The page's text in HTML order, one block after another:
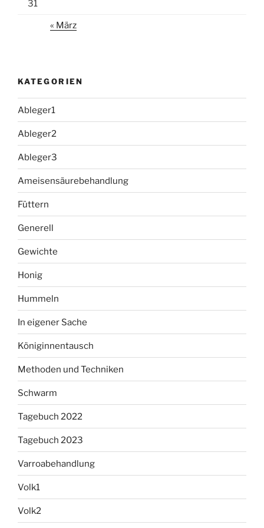
31
« März
KATEGORIEN
Ableger1
Ableger2
Ableger3
Ameisensäurebehandlung
Füttern
Generell
Gewichte
Honig
Hummeln
In eigener Sache
Königinnentausch
Methoden und Techniken
Schwarm
Tagebuch 2022
Tagebuch 2023
Varroabehandlung
Volk1
Volk2